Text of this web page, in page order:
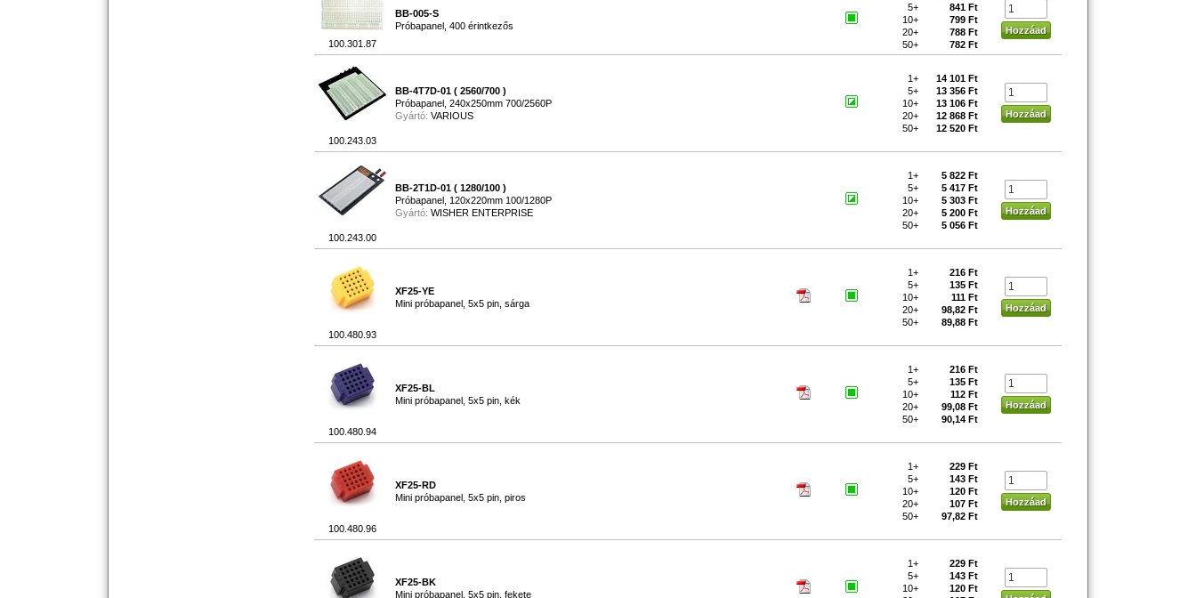
100.301.87
BB-005-S
Próbapanel, 400 érintkezős
5+
841 Ft
10+
799 Ft
20+
788 Ft
50+
782 Ft
100.243.03
BB-4T7D-01 ( 2560/700 )
Próbapanel, 240x250mm 700/2560P
Gyártó: VARIOUS
1+
14 101 Ft
5+
13 356 Ft
10+
13 106 Ft
20+
12 868 Ft
50+
12 520 Ft
100.243.00
BB-2T1D-01 ( 1280/100 )
Próbapanel, 120x220mm 100/1280P
Gyártó: WISHER ENTERPRISE
1+
5 822 Ft
5+
5 417 Ft
10+
5 303 Ft
20+
5 200 Ft
50+
5 056 Ft
100.480.93
XF25-YE
Mini próbapanel, 5x5 pin, sárga
1+
216 Ft
5+
135 Ft
10+
111 Ft
20+
98,82 Ft
50+
89,88 Ft
100.480.94
XF25-BL
Mini próbapanel, 5x5 pin, kék
1+
216 Ft
5+
135 Ft
10+
112 Ft
20+
99,08 Ft
50+
90,14 Ft
100.480.96
XF25-RD
Mini próbapanel, 5x5 pin, piros
1+
229 Ft
5+
143 Ft
10+
120 Ft
20+
107 Ft
50+
97,82 Ft
XF25-BK
Mini próbapanel, 5x5 pin, fekete
1+
229 Ft
5+
143 Ft
10+
120 Ft